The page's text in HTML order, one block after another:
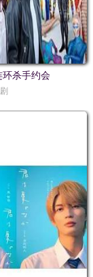
杀手约会